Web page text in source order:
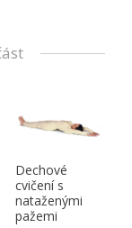
Dechové
cvičení s
nataženými
pažemi